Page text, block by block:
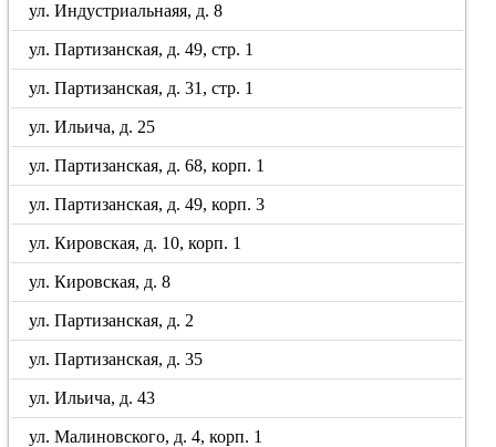
ул. Индустриальнаяя, д. 8
ул. Партизанская, д. 49, стр. 1
ул. Партизанская, д. 31, стр. 1
ул. Ильича, д. 25
ул. Партизанская, д. 68, корп. 1
ул. Партизанская, д. 49, корп. 3
ул. Кировская, д. 10, корп. 1
ул. Кировская, д. 8
ул. Партизанская, д. 2
ул. Партизанская, д. 35
ул. Ильича, д. 43
ул. Малиновского, д. 4, корп. 1